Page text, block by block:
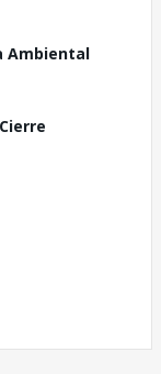
Ambiental